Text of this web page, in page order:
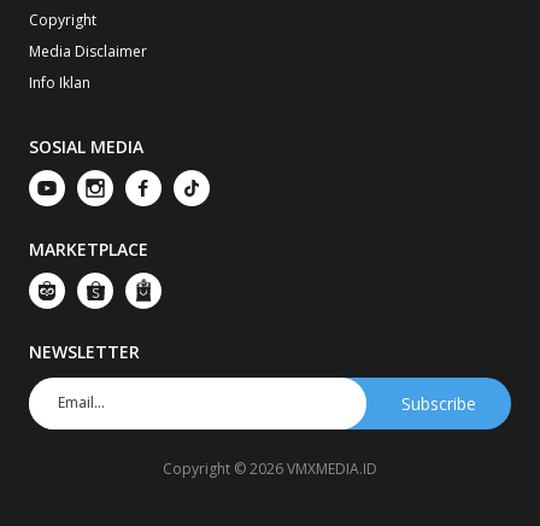
Copyright
Media Disclaimer
Info Iklan
SOSIAL MEDIA
MARKETPLACE
NEWSLETTER
Copyright © 2026 VMXMEDIA.ID